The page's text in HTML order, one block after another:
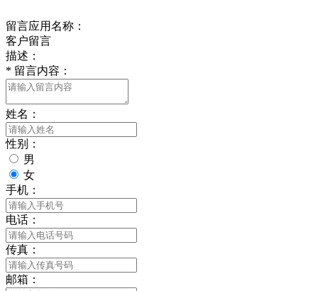
留言应用名称：
客户留言
描述：
* 留言内容：
姓名：
性别：
男
女
手机：
电话：
传真：
邮箱：